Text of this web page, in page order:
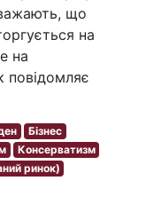
що
на
на
повідомляє
Бізнес
Консерватизм
ринок)